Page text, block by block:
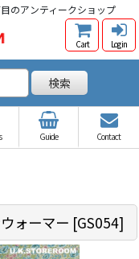
のアンティークショップ
Cart Log in
検索
Guide Contact
ォーマー [GS054]